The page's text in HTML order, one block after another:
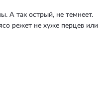
А так острый, не темнеет.
режет не хуже перцев или